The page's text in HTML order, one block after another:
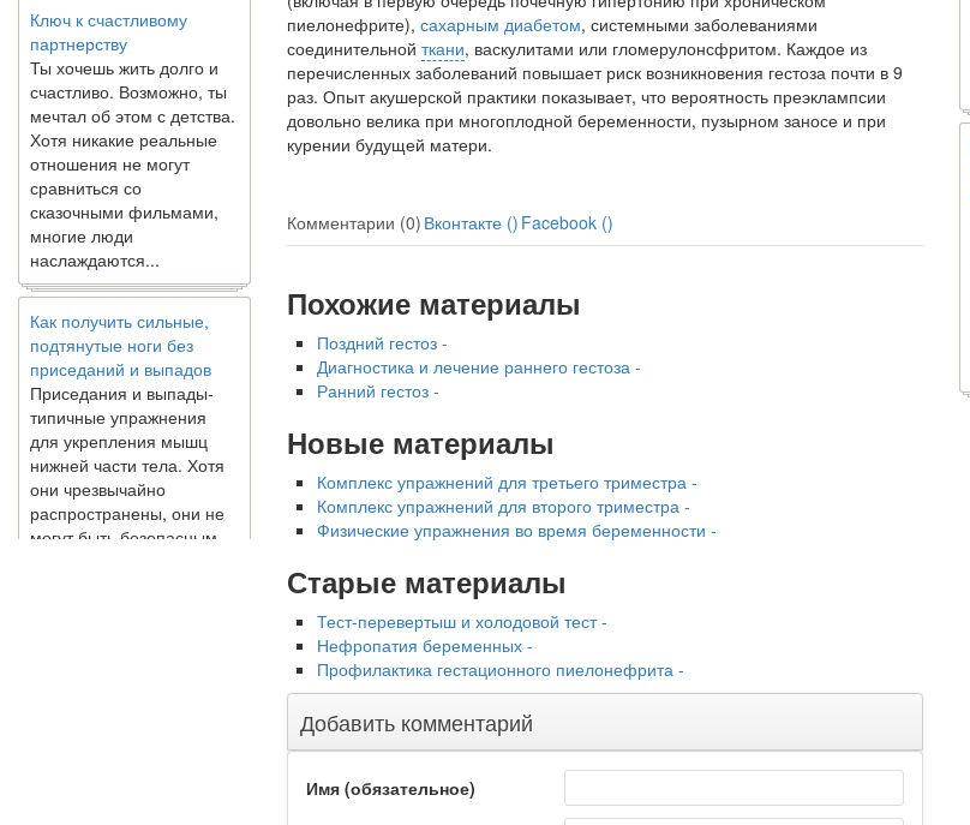
партнерству
Ты хочешь жить долго и
счастливо. Возможно, ты
мечтал об этом с детства.
Хотя никакие реальные
отношения не могут
сравниться со
сказочными фильмами,
многие люди
наслаждаются...
Как получить сильные,
подтянутые ноги без
приседаний и выпадов
Приседания и выпады-
типичные упражнения
для укрепления мышц
нижней части тела. Хотя
они чрезвычайно
распространены, они не
могут быть безопасным
вариантом для всех.
пиелонефрите), сахарным диабетом, системными заболеваниями
соединительной ткани, васкулитами или гломерулонсфритом. Каждое из
перечислен­ных заболеваний повышает риск возникновения гестоза поч­ти в 9
раз. Опыт акушерской практики показывает, что вероят­ность преэклампсии
довольно велика при многоплодной бе­ременности, пузырном заносе и при
курении будущей матери.
Комментарии (0) Вконтакте () Facebook ()
Похожие материалы
Поздний гестоз -
Диагностика и лечение раннего гестоза -
Ранний гестоз -
Новые материалы
Комплекс упражнений для третьего триместра -
Комплекс упражнений для второго триместра -
Физические упражнения во время беременности -
Старые материалы
Тест-перевертыш и холодовой тест -
Нефропатия беременных -
Профилактика гестационного пиелонефрита -
Добавить комментарий
Имя (обязательное)